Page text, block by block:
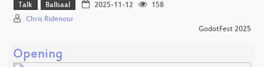
Talk Ballsaal 2025-11-12
158
Chris Ridenour
GodotFest 2025
Opening